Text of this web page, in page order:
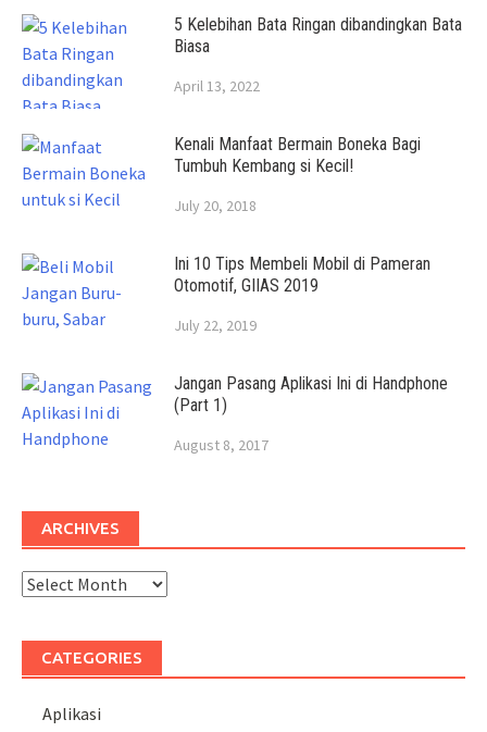
5 Kelebihan Bata Ringan dibandingkan Bata
Biasa
April 13, 2022
Kenali Manfaat Bermain Boneka Bagi
Tumbuh Kembang si Kecil!
July 20, 2018
Ini 10 Tips Membeli Mobil di Pameran
Otomotif, GIIAS 2019
July 22, 2019
Jangan Pasang Aplikasi Ini di Handphone
(Part 1)
August 8, 2017
ARCHIVES
Archives
CATEGORIES
Aplikasi